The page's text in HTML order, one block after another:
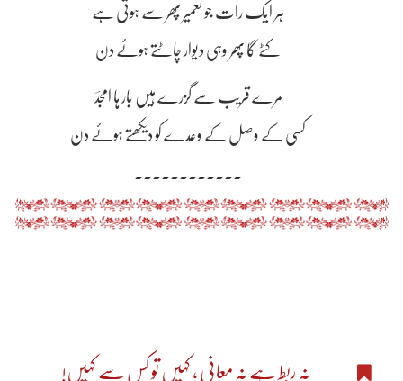
ہر ایک رات جو تعمیر پھر سے ہوتی ہے
کٹے گا پھر وہی دیوار چاٹتے ہوئے دن
مرے قریب سے گزرے ہیں بار ہا امجدؔ
کسی کے وصل کے وعدے کو دیکھتے ہوئے دن
نہ ربط ہے نہ معانی ، کہیں تو کس سے کہیں!